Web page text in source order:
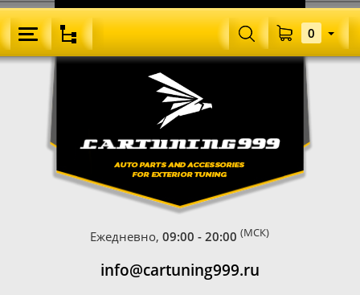
Ежедневно,09:00 - 20:00 (МСК)
info@cartuning999.ru
0